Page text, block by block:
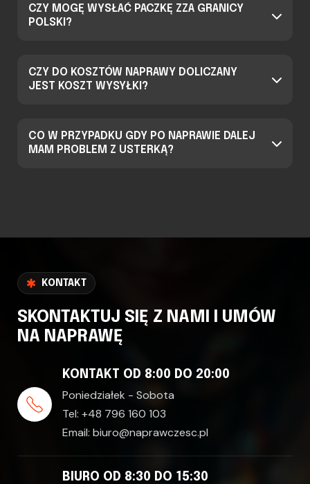
CZY MOGĘ WYSŁAĆ PACZKĘ ZZA GRANICY
POLSKI?
CZY DO KOSZTÓW NAPRAWY DOLICZANY
JEST KOSZT WYSYŁKI?
CO W PRZYPADKU GDY PO NAPRAWIE DALEJ
MAM PROBLEM Z USTERKĄ?
KONTAKT
SKONTAKTUJ SIĘ Z NAMI I UMÓW
NA NAPRAWĘ
KONTAKT OD 8:00 DO 20:00
Poniedziałek - Sobota
Tel: +48 796 160 103
Email: biuro@naprawczesc.pl
BIURO OD 8:30 DO 15:30